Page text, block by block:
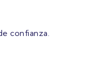
confianza.